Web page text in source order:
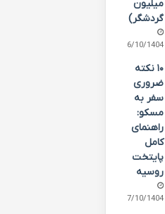
میلیون
گردشگر)
06/10/1404
۱۰ نکته
ضروری
سفر به
مسکو:
راهنمای
کامل
پایتخت
روسیه
07/10/1404